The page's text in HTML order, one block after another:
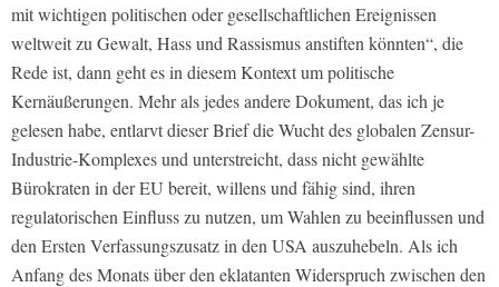
mit wichtigen politischen oder gesellschaftlichen Ereignissen
weltweit zu Gewalt, Hass und Rassismus anstiften könnten“, die
Rede ist, dann geht es in diesem Kontext um politische
Kernäußerungen. Mehr als jedes andere Dokument, das ich je
gelesen habe, entlarvt dieser Brief die Wucht des globalen Zensur-
Industrie-Komplexes und unterstreicht, dass nicht gewählte
Bürokraten in der EU bereit, willens und fähig sind, ihren
regulatorischen Einfluss zu nutzen, um Wahlen zu beeinflussen und
den Ersten Verfassungszusatz in den USA auszuhebeln. Als ich
Anfang des Monats über den eklatanten Widerspruch zwischen den